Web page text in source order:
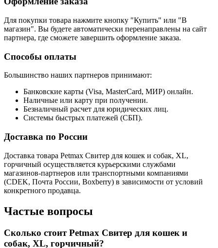
Для покупки товара нажмите кнопку "Купить" или "В
магазин". Вы будете автоматически перенаправлены на сайт
партнера, где сможете завершить оформление заказа.
Способы оплаты
Большинство наших партнеров принимают:
Банковские карты (Visa, MasterCard, МИР) онлайн.
Наличные или карту при получении.
Безналичный расчет для юридических лиц.
Системы быстрых платежей (СБП).
Доставка по России
Доставка товара Petmax Свитер для кошек и собак, XL,
горчичный осуществляется курьерскими службами
магазинов-партнеров или транспортными компаниями
(CDEK, Почта России, Boxberry) в зависимости от условий
конкретного продавца.
Частые вопросы
Сколько стоит Petmax Свитер для кошек и
собак, XL, горчичный?